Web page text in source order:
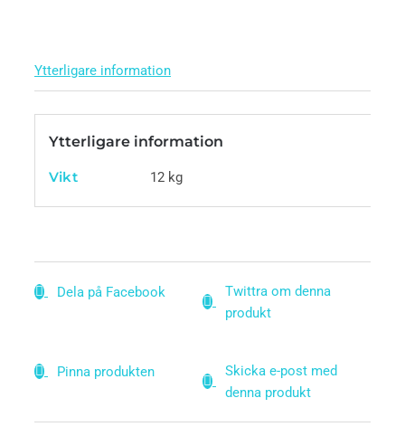
Ytterligare information
Ytterligare information
Vikt 12 kg
Dela på Facebook
Twittra om denna
produkt
Pinna produkten
Skicka e-post med
denna produkt